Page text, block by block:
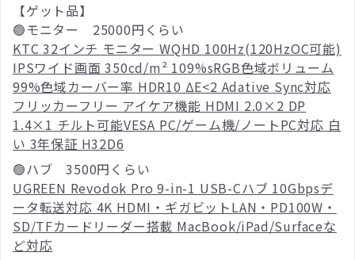
【ゲット品】
🟢モニター 25000円くらい
KTC 32インチ モニター WQHD 100Hz(120HzOC可能)
IPSワイド画面 350cd/m² 109%sRGB色域ボリューム
99%色域カーバー率 HDR10 ΔE<2 Adative Sync対応
フリッカーフリー アイケア機能 HDMI 2.0×2 DP
1.4×1 チルト可能VESA PC/ゲーム機/ノートPC対応 白
い 3年保証 H32D6
🟢ハブ 3500円くらい
UGREEN Revodok Pro 9-in-1 USB-Cハブ 10Gbpsデ
ータ転送対応 4K HDMI・ギガビットLAN・PD100W・
SD/TFカードリーダー搭載 MacBook/iPad/Surfaceな
ど対応